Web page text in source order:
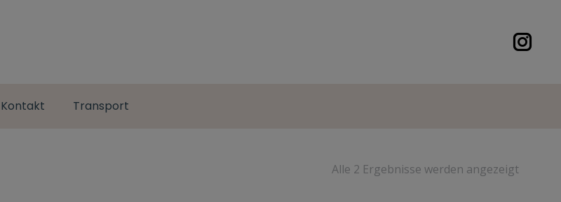
Kontakt Transport
Alle 2 Ergebnisse werden angezeigt